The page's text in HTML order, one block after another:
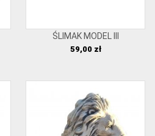
ŚLIMAK MODEL III
Cena
59,00 zł